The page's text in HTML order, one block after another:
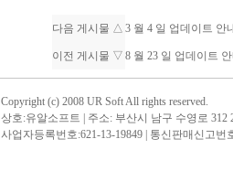
다음 게시물 △ 3 월 4 일 업데이트 안
이전 게시물 ▽ 8 월 23 일 업데이트
Copyright (c) 2008 UR Soft All rights reserved.
상호:유알소프트 | 주소: 부산시 남구 수영로 312
사업자등록번호:621-13-19849 | 통신판매신고번